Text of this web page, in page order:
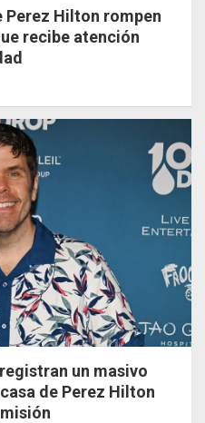
Perez Hilton rompen
recibe atención
un masivo
de Perez Hilton